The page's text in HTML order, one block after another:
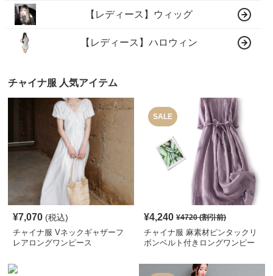
【レディース】ウィッグ
【レディース】ハロウィン
チャイナ服 人気アイテム
¥7,070 (税込)
チャイナ服 Vネックギャザーフ
レアロングワンピース
SALE
¥4,240 ¥4720(割引前)
チャイナ服 麻素材ピンタックリ
ボンベルト付きロングワンピー